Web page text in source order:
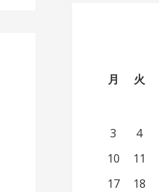
月 火
3
4
10
11
17
18